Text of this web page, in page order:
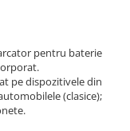
pentru baterie
pe dispozitivele din
(clasice);